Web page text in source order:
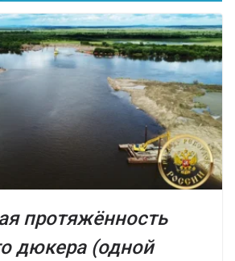
протяжённость
дюкера (одной